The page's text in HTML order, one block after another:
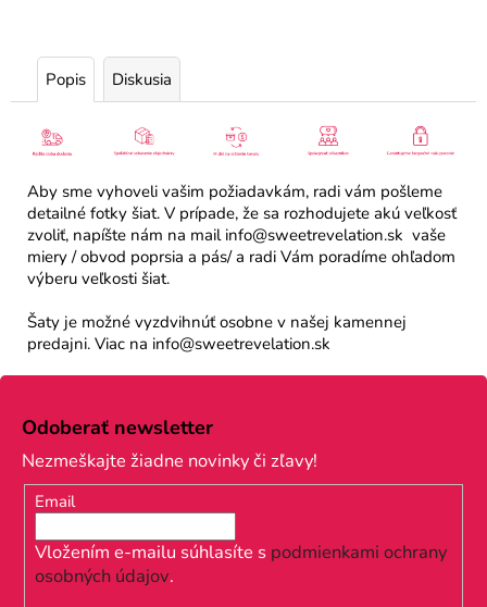
Popis Diskusia
Aby sme vyhoveli vašim požiadavkám, radi vám pošleme
detailné fotky šiat. V prípade, že sa rozhodujete akú veľkosť
zvoliť, napíšte nám na mail info@sweetrevelation.sk vaše
miery / obvod poprsia a pás/ a radi Vám poradíme ohľadom
výberu veľkosti šiat.
Šaty je možné vyzdvihnúť osobne v našej kamennej
predajni. Viac na info@sweetrevelation.sk
Z
Odoberať newsletter
Nezmeškajte žiadne novinky či zľavy!
Email
Vložením e-mailu súhlasíte s podmienkami ochrany
osobných údajov.